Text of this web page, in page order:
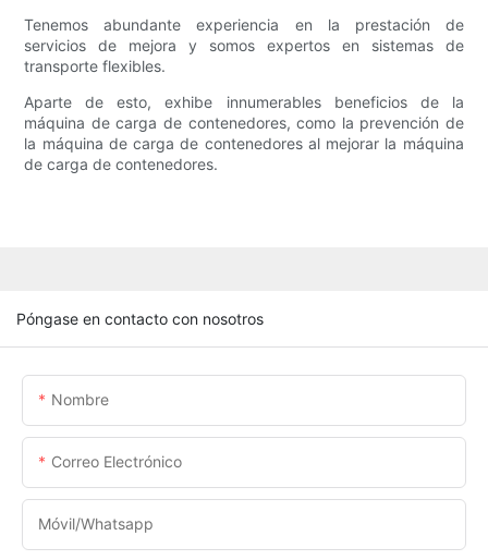
Tenemos abundante experiencia en la prestación de
servicios de mejora y somos expertos en sistemas de
transporte flexibles.
Aparte de esto, exhibe innumerables beneficios de la
máquina de carga de contenedores, como la prevención de
la máquina de carga de contenedores al mejorar la máquina
de carga de contenedores.
Póngase en contacto con nosotros
Nombre
Correo Electrónico
Móvil/Whatsapp